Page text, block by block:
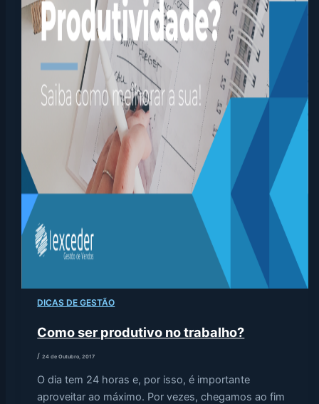
DICAS DE GESTÃO
Como ser produtivo no trabalho?
/24 de Outubro, 2017
O dia tem 24 horas e, por isso, é importante
aproveitar ao máximo. Por vezes, chegamos ao fim